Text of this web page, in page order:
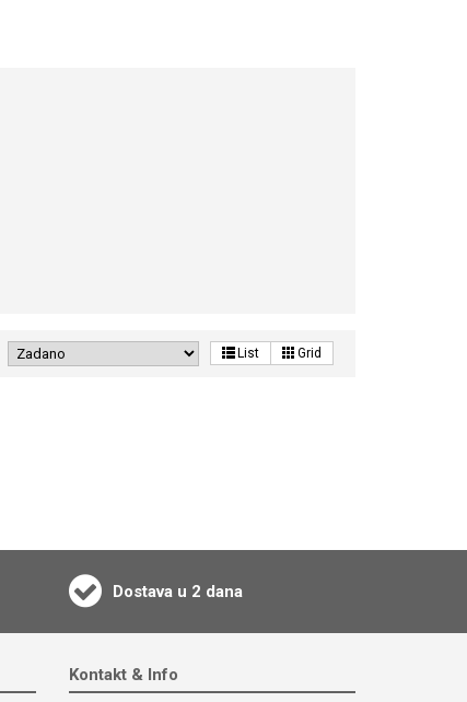
List Grid
Dostava u 2 dana
Kontakt & Info